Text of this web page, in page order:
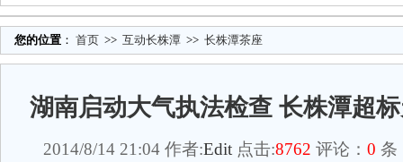
您的位置 ： 首页 >> 互动长株潭 >> 长株潭茶座
湖南启动大气执法检查 长株潭超
2014/8/14 21:04 作者:Edit 点击:8762 评论： 0 条